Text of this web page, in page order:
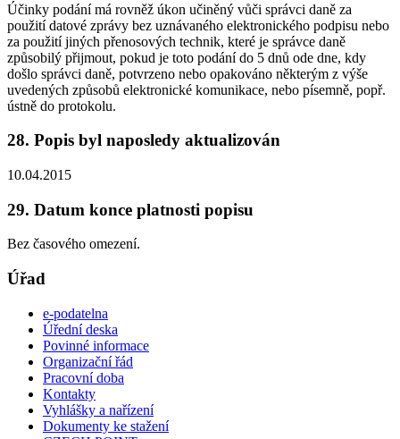
Účinky podání má rovněž úkon učiněný vůči správci daně za
použití datové zprávy bez uznávaného elektronického podpisu nebo
za použití jiných přenosových technik, které je správce daně
způsobilý přijmout, pokud je toto podání do 5 dnů ode dne, kdy
došlo správci daně, potvrzeno nebo opakováno některým z výše
uvedených způsobů elektronické komunikace, nebo písemně, popř.
ústně do protokolu.
28. Popis byl naposledy aktualizován
10.04.2015
29. Datum konce platnosti popisu
Bez časového omezení.
Úřad
e-podatelna
Úřední deska
Povinné informace
Organizační řád
Pracovní doba
Kontakty
Vyhlášky a nařízení
Dokumenty ke stažení